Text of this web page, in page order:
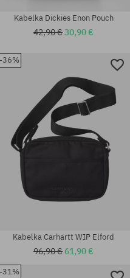
univerzálna veľkosť
Kabelka Dickies Enon Pouch
42,90 €30,90 €
-36%
Kabelka Carhartt WIP Elford
96,90 €61,90 €
-31%